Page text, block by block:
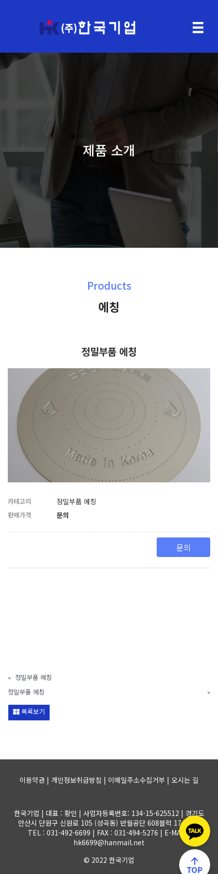
제품 소개
Products
에칭
정밀부품 에칭
카테고리 정밀부품 에칭
판매가격
문의
« 정밀부품 에칭
정밀부품 에칭
»
목록보기
이용약관 | 개인정보취급방침 | 이메일주소수집거부 | 오시는 길
한국기업 | 대표 : 황인 | 사업자등록번호: 134-15-625512 | 경기도
안산시 단원구 신원로 105 (성곡동) 반월공단 608블럭 17-1롯트
TEL : 031-492-6699 | FAX : 031-494-5276 | E-MAIL :
hk6699@hanmail.net
© 2022 한국기업